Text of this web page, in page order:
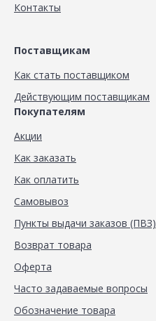
Контакты
Поставщикам
Как стать поставщиком
Действующим поставщикам
Покупателям
Акции
Как заказать
Как оплатить
Самовывоз
Пункты выдачи заказов (ПВЗ)
Возврат товара
Оферта
Часто задаваемые вопросы
Обозначение товара